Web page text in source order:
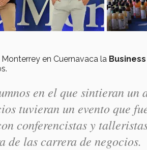
en Cuernavaca la
en el que sintieran un
tuvieran un evento que
conferencistas y
de las carrera de negocios.